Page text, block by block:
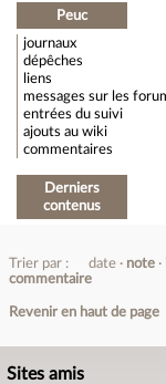
Peuc
journaux
dépêches
liens
messages sur les
entrées du suivi
ajouts au wiki
commentaires
Derniers
contenus
Trier par : date note
commentaire
Revenir en haut de page
Sites amis